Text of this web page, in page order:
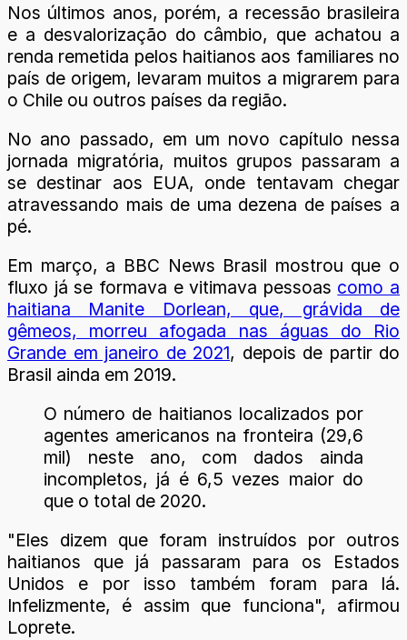
Nos últimos anos, porém, a recessão brasileira
e a desvalorização do câmbio, que achatou a
renda remetida pelos haitianos aos familiares no
país de origem, levaram muitos a migrarem para
o Chile ou outros países da região.
No ano passado, em um novo capítulo nessa
jornada migratória, muitos grupos passaram a
se destinar aos EUA, onde tentavam chegar
atravessando mais de uma dezena de países a
pé.
Em março, a BBC News Brasil mostrou que o
fluxo já se formava e vitimava pessoas como a
haitiana Manite Dorlean, que, grávida de
gêmeos, morreu afogada nas águas do Rio
Grande em janeiro de 2021, depois de partir do
Brasil ainda em 2019.
O número de haitianos localizados por
agentes americanos na fronteira (29,6
mil) neste ano, com dados ainda
incompletos, já é 6,5 vezes maior do
que o total de 2020.
"Eles dizem que foram instruídos por outros
haitianos que já passaram para os Estados
Unidos e por isso também foram para lá.
Infelizmente, é assim que funciona", afirmou
Loprete.